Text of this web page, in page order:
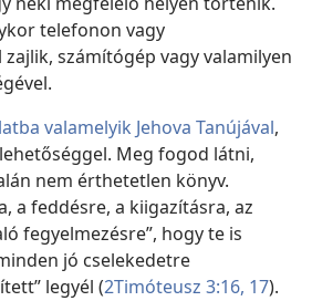
telefonon vagy
számítógép vagy valamilyen
valamelyik Jehova Tanújával,
Meg fogod látni,
nem érthetetlen könyv.
a feddésre, a kiigazításra, az
fegyelmezésre”, hogy te is
jó cselekedetre
legyél (2Timóteusz 3:16, 17).